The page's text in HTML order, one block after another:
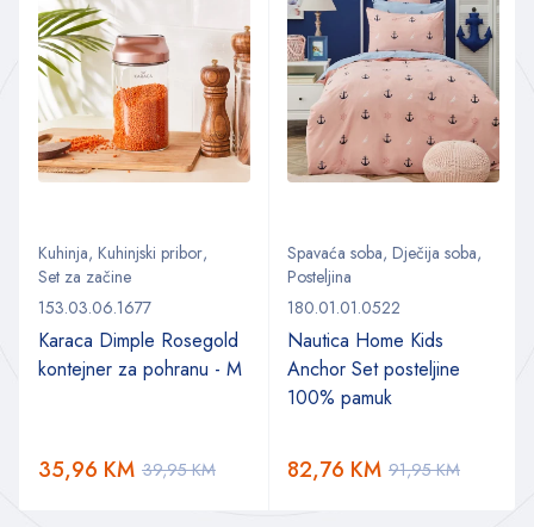
Kuhinja, Kuhinjski pribor,
Set za začine
153.03.06.1677
Karaca Dimple Rosegold
kontejner za pohranu - M
39,95KM
35,96 KM
Spavaća soba, Dječija soba,
Posteljina
180.01.01.0522
Nautica Home Kids
Anchor Set posteljine
100% pamuk
91,95KM
82,76 KM